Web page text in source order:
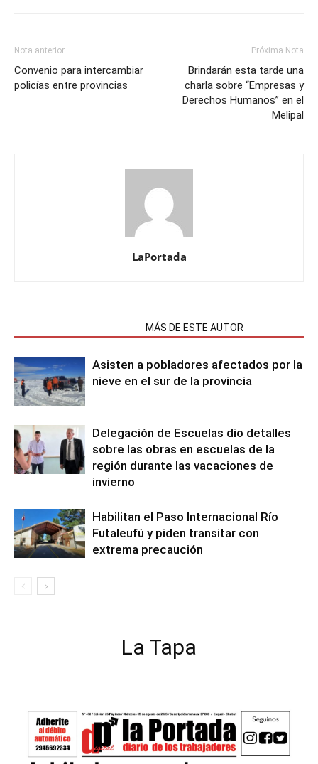
Nota anterior
Convenio para intercambiar
policías entre provincias
Próxima Nota
Brindarán esta tarde una
charla sobre “Empresas y
Derechos Humanos” en el
Melipal
LaPortada
MÁS DE ESTE AUTOR
Asisten a pobladores afectados por la
nieve en el sur de la provincia
Delegación de Escuelas dio detalles
sobre las obras en escuelas de la
región durante las vacaciones de
invierno
Habilitan el Paso Internacional Río
Futaleufú y piden transitar con
extrema precaución
La Tapa